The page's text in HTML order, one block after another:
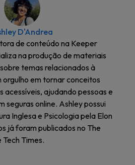
D'Andrea
de conteúdo na Keeper
na produção de materiais
temas relacionados à
em tornar conceitos
acessíveis, ajudando pessoas e
seguras online. Ashley possui
Inglesa e Psicologia pela Elon
já foram publicados no The
Tech Times.